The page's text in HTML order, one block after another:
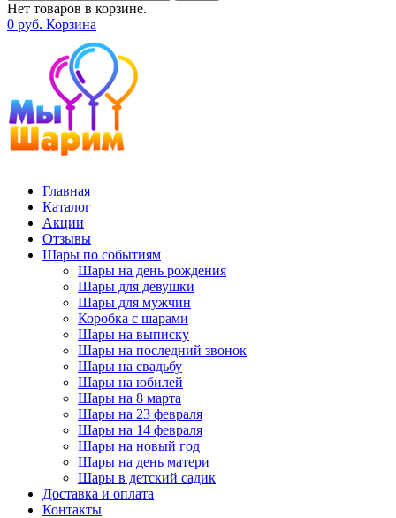
Нет товаров в корзине.
0 руб. Корзина
Главная
Каталог
Акции
Отзывы
Шары по событиям
Шары на день рождения
Шары для девушки
Шары для мужчин
Коробка с шарами
Шары на выписку
Шары на последний звонок
Шары на свадьбу
Шары на юбилей
Шары на 8 марта
Шары на 23 февраля
Шары на 14 февраля
Шары на новый год
Шары на день матери
Шары в детский садик
Доставка и оплата
Контакты